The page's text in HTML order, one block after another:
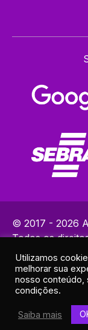
© 2017 - 2026
Todos os
Política de
Contatos: (82)
Responsável
Endereço: R.
Almas, Maceió - AL
Utilizamos
melhorar sua
nosso conteúdo,
condições.
Saiba mais